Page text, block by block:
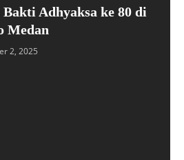
Adhyaksa ke 80 di
Medan
2, 2025